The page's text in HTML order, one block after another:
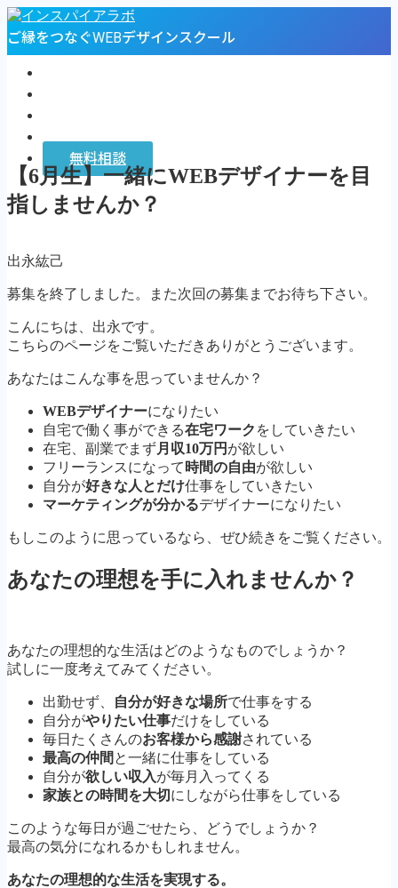
ご縁をつなぐWEBデザインスクール
インスパイアラボ
無料相談
MENU
お客様の声
インスパイアラボ
Follow Me
【6月生】一緒にWEBデザイナーを目
指しませんか？
出永紘己
募集を終了しました。また次回の募集までお待ち下さい。
こんにちは、出永です。
こちらのページをご覧いただきありがとうございます。
あなたはこんな事を思っていませんか？
WEBデザイナーになりたい
自宅で働く事ができる在宅ワーク をしていきたい
在宅、副業でまず月収10万円 が欲しい
フリーランスになって 時間の自由が欲しい
自分が好きな人とだけ仕事をしていきたい
マーケティングが分かるデザイナーになりたい
もしこのように思っているなら、ぜひ続きをご覧ください。
あなたの理想を手に入れませんか？
あなたの理想的な生活はどのようなものでしょうか？
試しに一度考えてみてください。
出勤せず、 自分が好きな場所で仕事をする
自分がやりたい仕事だけをしている
毎日たくさんのお客様から感謝されている
最高の仲間 と一緒に仕事をしている
自分が欲しい収入が毎月入ってくる
家族との時間を大切 にしながら仕事をしている
このような毎日が過ごせたら、どうでしょうか？
最高の気分になれるかもしれません。
あなたの理想的な生活を実現する。